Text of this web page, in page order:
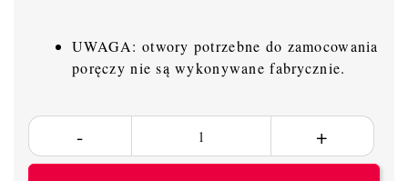
UWAGA: otwory potrzebne do zamocowania
poręczy nie są wykonywane fabrycznie.